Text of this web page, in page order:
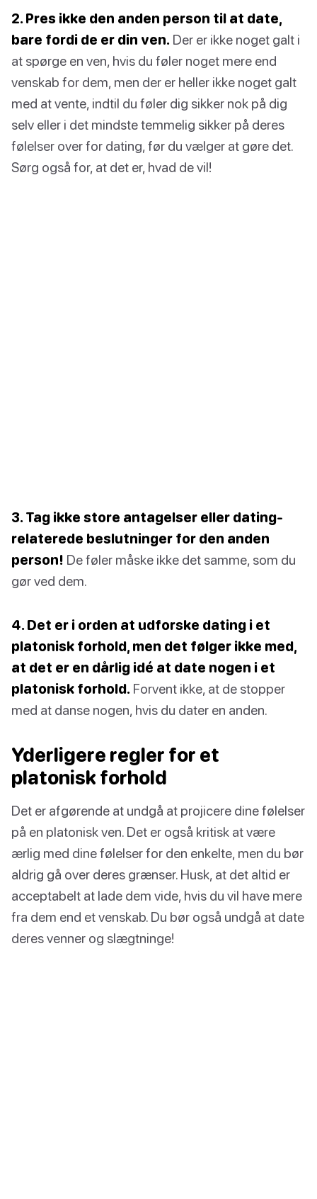
2. Pres ikke den anden person til at date,
bare fordi de er din ven. Der er ikke noget galt i
at spørge en ven, hvis du føler noget mere end
venskab for dem, men der er heller ikke noget galt
med at vente, indtil du føler dig sikker nok på dig
selv eller i det mindste temmelig sikker på deres
følelser over for dating, før du vælger at gøre det.
Sørg også for, at det er, hvad de vil!
3. Tag ikke store antagelser eller dating-
relaterede beslutninger for den anden
person! De føler måske ikke det samme, som du
gør ved dem.
4. Det er i orden at udforske dating i et
platonisk forhold, men det følger ikke med,
at det er en dårlig idé at date nogen i et
platonisk forhold. Forvent ikke, at de stopper
med at danse nogen, hvis du dater en anden.
Yderligere regler for et
platonisk forhold
Det er afgørende at undgå at projicere dine følelser
på en platonisk ven. Det er også kritisk at være
ærlig med dine følelser for den enkelte, men du bør
aldrig gå over deres grænser. Husk, at det altid er
acceptabelt at lade dem vide, hvis du vil have mere
fra dem end et venskab. Du bør også undgå at date
deres venner og slægtninge!